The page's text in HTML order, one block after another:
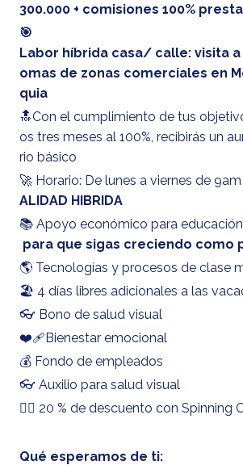
300.000 + comisiones 100%
🎯
Labor híbrida casa/ calle: visita
omas de zonas comerciales en
quia
🔝Con el cumplimiento de tus
os tres meses al 100%, recibirás un
rio básico
🚀 Horario: De lunes a viernes de
ALIDAD HIBRIDA
📚 Apoyo económico para
para que sigas creciendo como
🌎 Tecnologías y procesos de clase
🏖️ 4 días libres adicionales a las
👓 Bono de salud visual
❤️‍🩹Bienestar emocional
💰 Fondo de empleados
👓 Auxilio para salud visual
🏋️‍♂️ 20 % de descuento con Spinning
Qué esperamos de ti: